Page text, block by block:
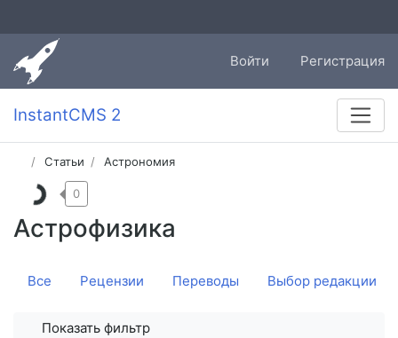
Войти Регистрация
InstantCMS 2
Статьи Астрономия
Астрофизика
0
Все Рецензии Переводы Выбор редакции
Показать фильтр